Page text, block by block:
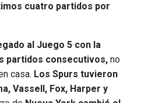
cuatro partidos por
al Juego 5 con la
partidos consecutivos, no
casa. Los Spurs tuvieron
Vassell, Fox, Harper y